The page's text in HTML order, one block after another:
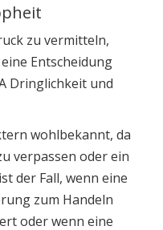
zu vermitteln,
Entscheidung
Dringlichkeit und
wohlbekannt, da
verpassen oder ein
der Fall, wenn eine
zum Handeln
oder wenn eine